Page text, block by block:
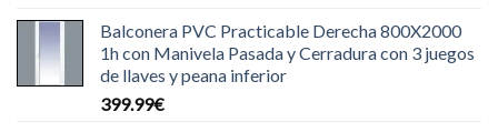
Balconera PVC Practicable Derecha 800X2000
1h con Manivela Pasada y Cerradura con 3 juegos
de llaves y peana inferior
399.99€